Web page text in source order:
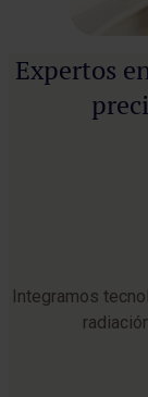
Expertos
Integramos